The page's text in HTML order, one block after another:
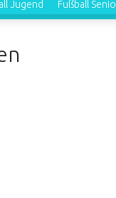
Jugend Fußball